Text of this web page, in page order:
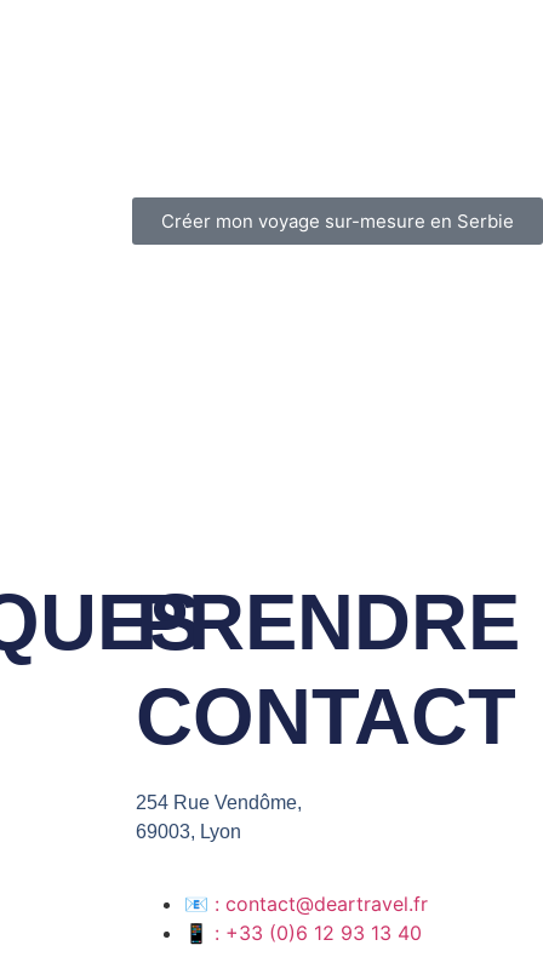
Créer mon voyage sur-mesure en Serbie
PRENDRE
CONTACT
254 Rue Vendôme,
69003, Lyon
📧 : contact@deartravel.fr
📱 : +33 (0)6 12 93 13 40